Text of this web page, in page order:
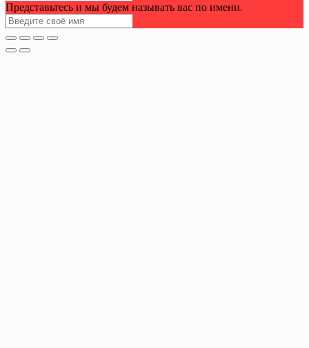
Представьтесь и мы будем называть вас по имени.